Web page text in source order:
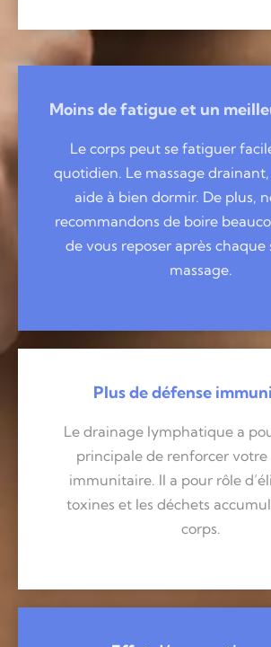
Moins de fatigue et un
Le corps peut se fatiguer
quotidien. Le massage
aide à bien dormir. De plus,
recommandons de boire
de vous reposer après chaque
massage.
Plus de défense
Le drainage lymphatique a
principale de renforcer votre
immunitaire. Il a pour rôle
toxines et les déchets
corps.